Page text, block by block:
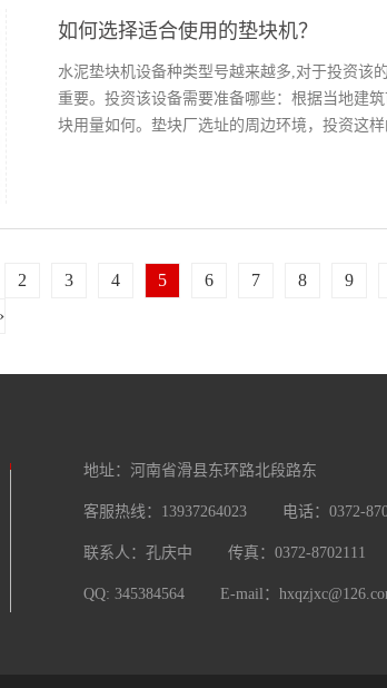
如何选择适合使用的垫块机？
水泥垫块机设备种类型号越来越多,对于投资该
重要。投资该设备需要准备哪些：根据当地建
块用量如何。垫块厂选址的周边环境，投资这
2 3 4 5 6 7 8 9
地址： 河南省滑县东环路北段路东
客服热线：13937264023 电话：0372-
联系人：孔庆中 传真：0372-8702111
QQ: 345384564 E-mail：